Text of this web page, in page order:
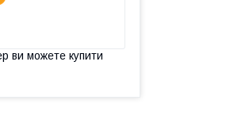
ви можете купити